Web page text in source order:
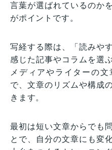
言葉が選ばれているのか
がポイントです。
写経する際は、「読みや
感じた記事やコラムを選
メディアやライターの
で、文章のリズムや構成
きます。
最初は短い文章からでも
とで、自分の文章にも変